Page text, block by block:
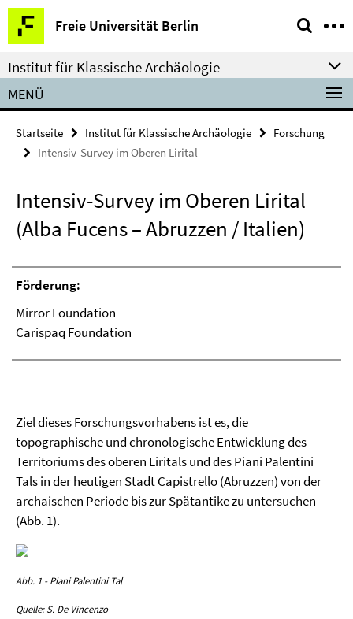
Springe
direkt
zu
Inhalt
Freie Universität Berlin
Service-
Navigation
Institut für Klassische Archäologie
MENÜ
Startseite Institut für Klassische Archäologie
Forschung
Intensiv-Survey im Oberen Lirital
Intensiv-Survey im Oberen Lirital
(Alba Fucens – Abruzzen / Italien)
Förderung:
Mirror Foundation
Carispaq Foundation
Ziel dieses Forschungsvorhabens ist es, die
topographische und chronologische Entwicklung des
Territoriums des oberen Liritals und des Piani Palentini
Tals in der heutigen Stadt Capistrello (Abruzzen) von der
archaischen Periode bis zur Spätantike zu untersuchen
(Abb. 1).
Abb. 1 - Piani Palentini Tal
Quelle: S. De Vincenzo